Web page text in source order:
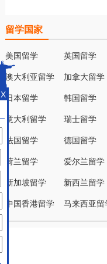
X
留学国家
美国留学 英国留学
澳大利亚留学 加拿大留学
日本留学 韩国留学
意大利留学 瑞士留学
法国留学 德国留学
荷兰留学 爱尔兰留学
新加坡留学 新西兰留学
中国香港留学 马来西亚留